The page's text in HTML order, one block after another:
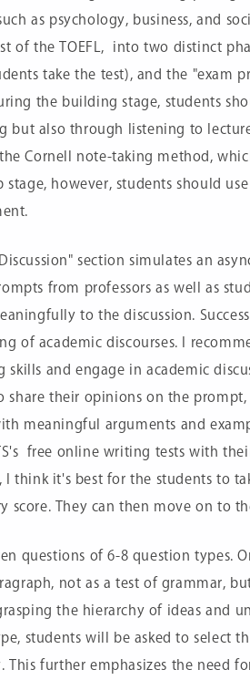
as psychology, business, and
of the TOEFL, into two distinct
take the test), and the "exam
the building stage, students
but also through listening to
Cornell note-taking method,
stage, however, students should
section simulates an
from professors as well as
to the discussion.
of academic discourses. I
skills and engage in academic
share their opinions on the
meaningful arguments and
free online writing tests with
think it's best for the students to
score. They can then move on to
questions of 6-8 question types.
not as a test of grammar,
the hierarchy of ideas and
students will be asked to select
further emphasizes the need